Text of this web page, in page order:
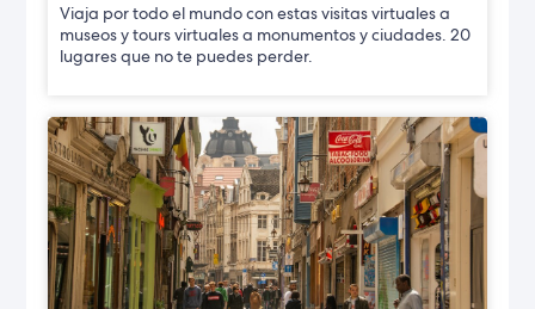
Viaja por todo el mundo con estas visitas virtuales a
museos y tours virtuales a monumentos y ciudades. 20
lugares que no te puedes perder.